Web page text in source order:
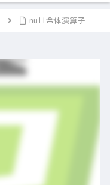
null合体演算子